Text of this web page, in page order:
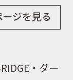
ジを見る
・ダー